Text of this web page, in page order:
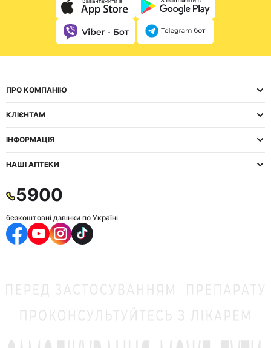
ПРО КОМПАНІЮ
КЛІЄНТАМ
ІНФОРМАЦІЯ
НАШІ АПТЕКИ
5900
безкоштовні дзвінки по Україні